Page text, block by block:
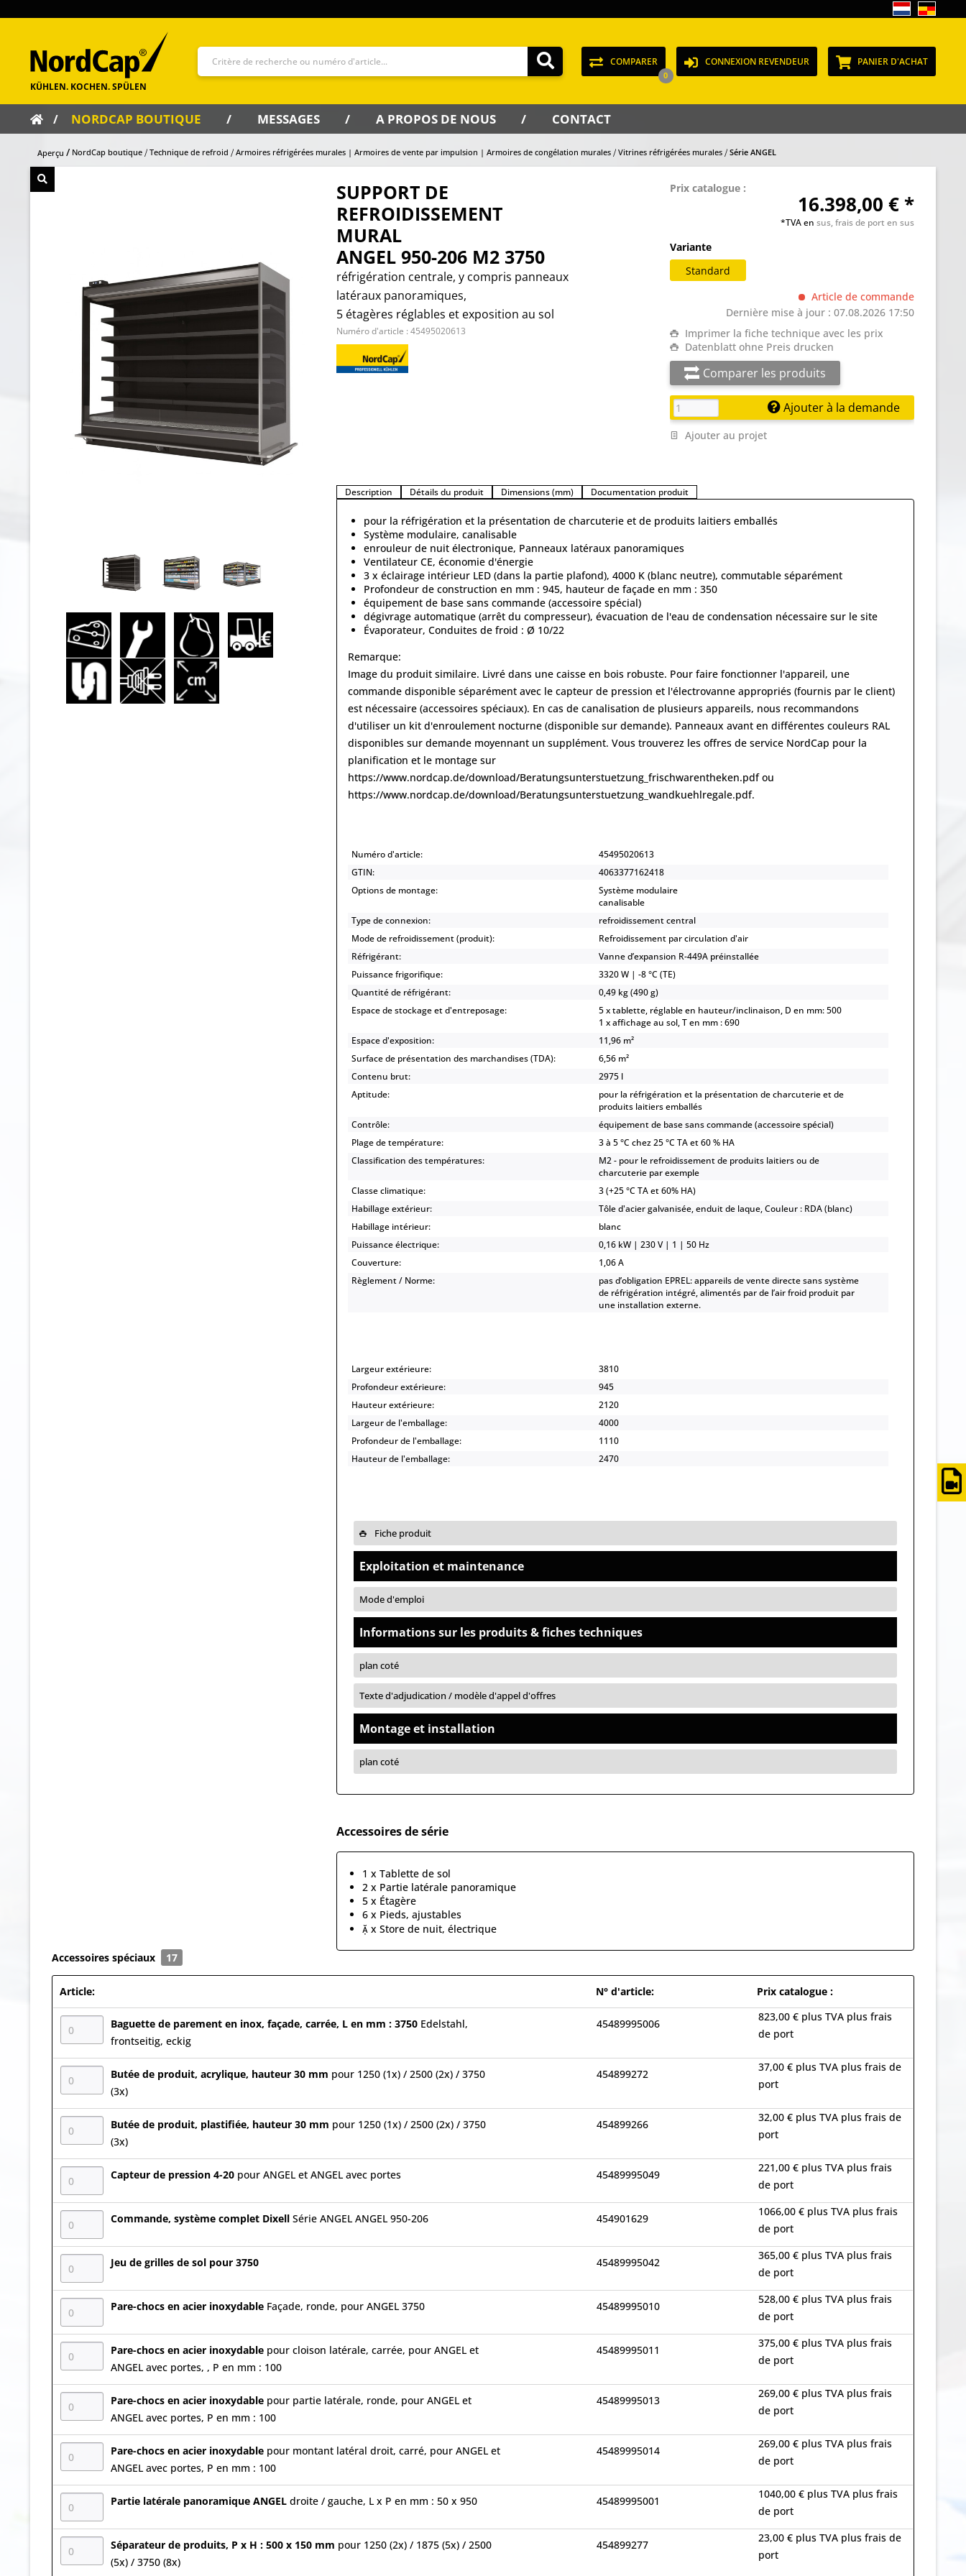
COMPARER
0
CONNEXION REVENDEUR PANIER D'ACHAT
NORDCAP BOUTIQUE MESSAGES A PROPOS DE NOUS CONTACT
Aperçu NordCap boutique Technique de refroid Armoires réfrigérées murales | Armoires de vente par impulsion | Armoires de congélation murales Vitrines réfrigérées murales Série ANGEL
SUPPORT DE
REFROIDISSEMENT
MURAL
ANGEL 950-206 M2 3750
réfrigération centrale, y compris panneaux
latéraux panoramiques,
5 étagères réglables et exposition au sol
Numéro d'article : 45495020613
Prix catalogue :
16.398,00 € *
*TVA en sus, frais de port en sus
Variante
Standard
Article de commande
Dernière mise à jour : 07.08.2026 17:50
Imprimer la fiche technique avec les prix
Datenblatt ohne Preis drucken
Comparer les produits
Ajouter à la demande
Ajouter au projet
Description Détails du produit Dimensions (mm) Documentation produit
pour la réfrigération et la présentation de charcuterie et de produits laitiers emballés
Système modulaire, canalisable
enrouleur de nuit électronique, Panneaux latéraux panoramiques
Ventilateur CE, économie d'énergie
3 x éclairage intérieur LED (dans la partie plafond), 4000 K (blanc neutre), commutable séparément
Profondeur de construction en mm : 945, hauteur de façade en mm : 350
équipement de base sans commande (accessoire spécial)
dégivrage automatique (arrêt du compresseur), évacuation de l'eau de condensation nécessaire sur le site
Évaporateur, Conduites de froid : Ø 10/22
Remarque:
Image du produit similaire. Livré dans une caisse en bois robuste. Pour faire fonctionner l'appareil, une
commande disponible séparément avec le capteur de pression et l'électrovanne appropriés (fournis par le client)
est nécessaire (accessoires spéciaux). En cas de canalisation de plusieurs appareils, nous recommandons
d'utiliser un kit d'enroulement nocturne (disponible sur demande). Panneaux avant en différentes couleurs RAL
disponibles sur demande moyennant un supplément. Vous trouverez les offres de service NordCap pour la
planification et le montage sur
https://www.nordcap.de/download/Beratungsunterstuetzung_frischwarentheken.pdf ou
https://www.nordcap.de/download/Beratungsunterstuetzung_wandkuehlregale.pdf.
Numéro d'article:
45495020613
GTIN:
4063377162418
Options de montage:
Système modulaire
canalisable
Type de connexion:
refroidissement central
Mode de refroidissement (produit):
Refroidissement par circulation d'air
Réfrigérant:
Vanne d’expansion R-449A préinstallée
Puissance frigorifique:
3320 W | -8 °C (TE)
Quantité de réfrigérant:
0,49 kg (490 g)
Espace de stockage et d'entreposage:
5 x tablette, réglable en hauteur/inclinaison, D en mm: 500
1 x affichage au sol, T en mm : 690
Espace d'exposition:
11,96 m²
Surface de présentation des marchandises (TDA):
6,56 m²
Contenu brut:
2975 l
Aptitude:
pour la réfrigération et la présentation de charcuterie et de
produits laitiers emballés
Contrôle:
équipement de base sans commande (accessoire spécial)
Plage de température:
3 à 5 °C chez 25 °C TA et 60 % HA
Classification des températures:
M2 - pour le refroidissement de produits laitiers ou de
charcuterie par exemple
Classe climatique:
3 (+25 °C TA et 60% HA)
Habillage extérieur:
Tôle d'acier galvanisée, enduit de laque, Couleur : RDA (blanc)
Habillage intérieur:
blanc
Puissance électrique:
0,16 kW | 230 V | 1 | 50 Hz
Couverture:
1,06 A
Règlement / Norme:
pas d’obligation EPREL: appareils de vente directe sans système
de réfrigération intégré, alimentés par de l’air froid produit par
une installation externe.
Largeur extérieure:
3810
Profondeur extérieure:
945
Hauteur extérieure:
2120
Largeur de l'emballage:
4000
Profondeur de l'emballage:
1110
Hauteur de l'emballage:
2470
Fiche produit
Exploitation et maintenance
Mode d'emploi
Informations sur les produits & fiches techniques
plan coté
Texte d'adjudication / modèle d'appel d'offres
Montage et installation
plan coté
Accessoires de série
1 x Tablette de sol
2 x Partie latérale panoramique
5 x Étagère
6 x Pieds, ajustables
 x Store de nuit, électrique
Accessoires spéciaux 17
Article: N° d'article: Prix catalogue :
Baguette de parement en inox, façade, carrée, L en mm : 3750 Edelstahl,
frontseitig, eckig
45489995006
823,00 € plus TVA plus frais
de port
Butée de produit, acrylique, hauteur 30 mm pour 1250 (1x) / 2500 (2x) / 3750
(3x)
454899272
37,00 € plus TVA plus frais de
port
Butée de produit, plastifiée, hauteur 30 mm pour 1250 (1x) / 2500 (2x) / 3750
(3x)
454899266
32,00 € plus TVA plus frais de
port
Capteur de pression 4-20 pour ANGEL et ANGEL avec portes 45489995049
221,00 € plus TVA plus frais
de port
Commande, système complet Dixell Série ANGEL ANGEL 950-206 454901629
1066,00 € plus TVA plus frais
de port
Jeu de grilles de sol pour 3750 45489995042
365,00 € plus TVA plus frais
de port
Pare-chocs en acier inoxydable Façade, ronde, pour ANGEL 3750 45489995010
528,00 € plus TVA plus frais
de port
Pare-chocs en acier inoxydable pour cloison latérale, carrée, pour ANGEL et
ANGEL avec portes, , P en mm : 100
45489995011
375,00 € plus TVA plus frais
de port
Pare-chocs en acier inoxydable pour partie latérale, ronde, pour ANGEL et
ANGEL avec portes, P en mm : 100
45489995013
269,00 € plus TVA plus frais
de port
Pare-chocs en acier inoxydable pour montant latéral droit, carré, pour ANGEL et
ANGEL avec portes, P en mm : 100
45489995014
269,00 € plus TVA plus frais
de port
Partie latérale panoramique ANGEL droite / gauche, L x P en mm : 50 x 950 45489995001
1040,00 € plus TVA plus frais
de port
Séparateur de produits, P x H : 500 x 150 mm pour 1250 (2x) / 1875 (5x) / 2500
(5x) / 3750 (8x)
454899277
23,00 € plus TVA plus frais de
port